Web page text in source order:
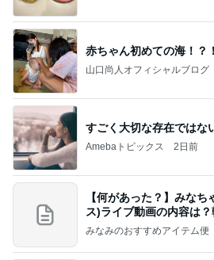
赤ちゃん初めての海！？
山口尚人オフィシャルブログ
すごく大切な存在ではな
Amebaトピックス 2日前
【何があった？】みな
ス)ライブ動画の内容は
みなみのおすすめアイテム便